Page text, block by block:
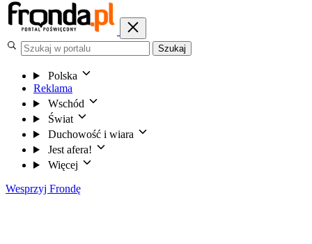
Szukaj
Polska
Reklama
Wschód
Świat
Duchowość i wiara
Jest afera!
Więcej
Wesprzyj Frondę